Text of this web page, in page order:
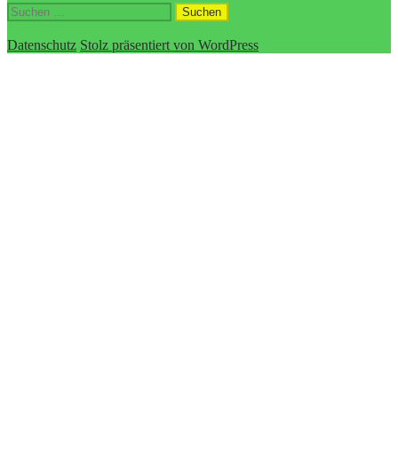
Suchen
nach:
Datenschutz Stolz präsentiert von WordPress